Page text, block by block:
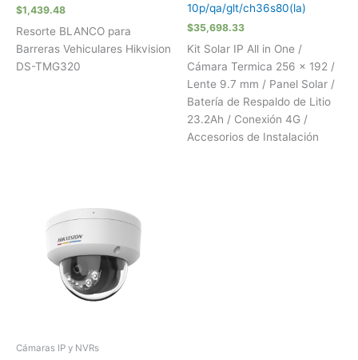
$1,439.48
Resorte BLANCO para
Barreras Vehiculares Hikvision
DS-TMG320
10p/qa/glt/ch36s80(la)
$35,698.33
Kit Solar IP All in One /
Cámara Termica 256 × 192 /
Lente 9.7 mm / Panel Solar /
Batería de Respaldo de Litio
23.2Ah / Conexión 4G /
Accesorios de Instalación
Cámaras IP y NVRs